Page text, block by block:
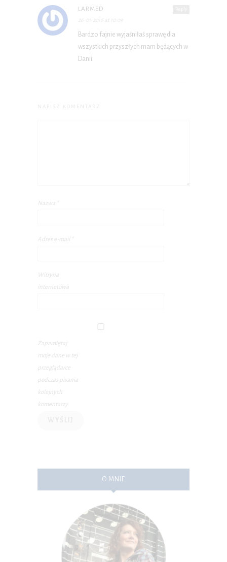
LARMED
Bardzo fajnie wyjaśniłaś sprawę dla
wszystkich przyszłych mam będących w
Danii
Nazwa
Adres e-mail
Witryna
internetowa
Zapamiętaj
moje dane w tej
przeglądarce
podczas pisania
kolejnych
komentarzy.
O MNIE